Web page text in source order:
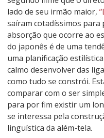
d
o
D
e
s
t
i
n
o
lado de seu irmão maior,
saíram cotadíssimos para
absorção que ocorre ao
do japonês é de uma
uma planificação
calmo desenvolver das
como tudo se constrói.
comparar com o ser
para por fim existir um
se interessa pela
linguística da além-tela.